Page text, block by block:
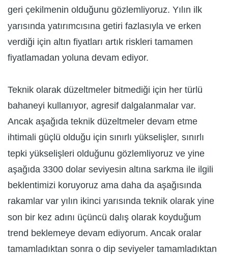
geri çekilmenin olduğunu gözlemliyoruz. Yılın ilk
yarısında yatırımcısına getiri fazlasıyla ve erken
verdiği için altın fiyatları artık riskleri tamamen
fiyatlamadan yoluna devam ediyor.
Teknik olarak düzeltmeler bitmediği için her türlü
bahaneyi kullanıyor, agresif dalgalanmalar var.
Ancak aşağıda teknik düzeltmeler devam etme
ihtimali güçlü olduğu için sınırlı yükselişler, sınırlı
tepki yükselişleri olduğunu gözlemliyoruz ve yine
aşağıda 3300 dolar seviyesin altına sarkma ile ilgili
beklentimizi koruyoruz ama daha da aşağısında
rakamlar var yılın ikinci yarısında teknik olarak yine
son bir kez adını üçüncü dalış olarak koyduğum
trend beklemeye devam ediyorum. Ancak oralar
tamamladıktan sonra o dip seviyeler tamamladıktan